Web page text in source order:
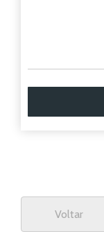
Voltar